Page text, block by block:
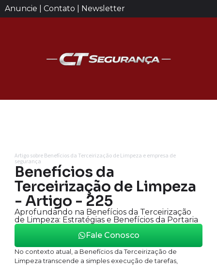
Anuncie | Contato | Newsletter
Artigo sobre Benefícios da Terceirização de Limpeza e empresa de
segurança
Benefícios da
Terceirização de Limpeza
- Artigo - 225
Aprofundando na Benefícios da Terceirização
de Limpeza: Estratégias e Benefícios da Portaria
Fale Conosco
No contexto atual, a Benefícios da Terceirização de
Limpeza transcende a simples execução de tarefas,